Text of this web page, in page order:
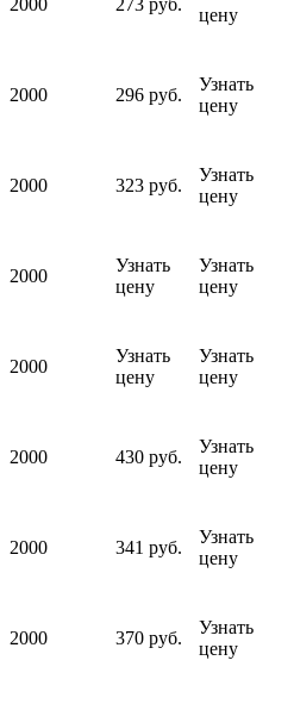
2000 273 руб.
цену
2000 296 руб.
Узнать
цену
2000 323 руб.
Узнать
цену
2000
Узнать
цену
Узнать
цену
2000
Узнать
цену
Узнать
цену
2000 430 руб.
Узнать
цену
2000 341 руб.
Узнать
цену
2000 370 руб.
Узнать
цену